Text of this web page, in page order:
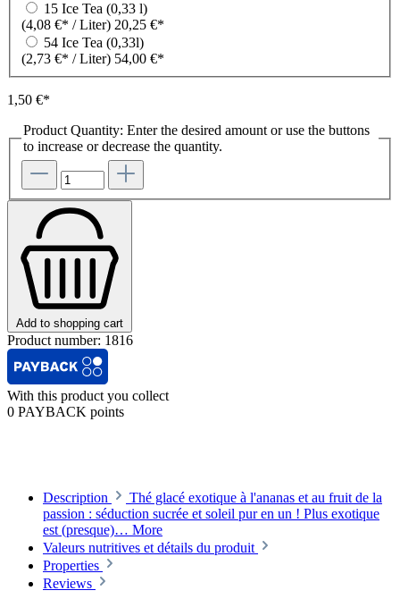
15 Ice Tea (0,33 l)
(4,08 €* / Liter) 20,25 €*
54 Ice Tea (0,33l)
(2,73 €* / Liter) 54,00 €*
1,50 €*
Product Quantity: Enter the desired amount or use the buttons
to increase or decrease the quantity.
Add to shopping cart
Product number: 1816
With this product you collect
0 PAYBACK points
Description
Thé glacé exotique à l'ananas et au fruit de la
passion : séduction sucrée et soleil pur en un ! Plus exotique
est (presque)… More
Valeurs nutritives et détails du produit
Properties
Reviews